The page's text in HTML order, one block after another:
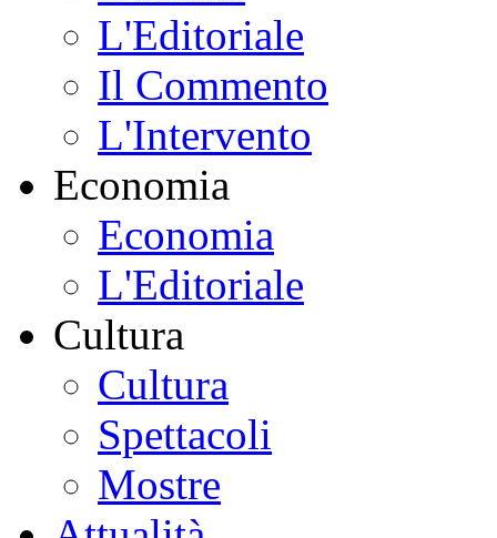
L'Editoriale
Il Commento
L'Intervento
Economia
Economia
L'Editoriale
Cultura
Cultura
Spettacoli
Mostre